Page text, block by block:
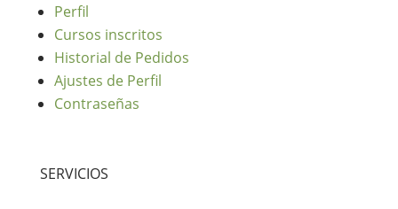
Perfil
Cursos inscritos
Historial de Pedidos
Ajustes de Perfil
Contraseñas
SERVICIOS